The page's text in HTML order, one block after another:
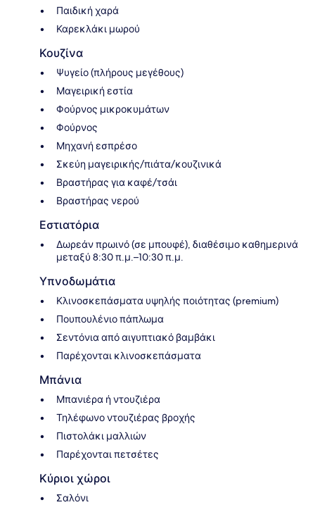
Παιδική χαρά
Καρεκλάκι μωρού
Κουζίνα
Ψυγείο (πλήρους μεγέθους)
Μαγειρική εστία
Φούρνος μικροκυμάτων
Φούρνος
Μηχανή εσπρέσο
Σκεύη μαγειρικής/πιάτα/κουζινικά
Βραστήρας για καφέ/τσάι
Βραστήρας νερού
Εστιατόρια
Δωρεάν πρωινό (σε μπουφέ), διαθέσιμο καθημερινά
μεταξύ 8:30 π.μ.–10:30 π.μ.
Υπνοδωμάτια
Κλινοσκεπάσματα υψηλής ποιότητας (premium)
Πουπουλένιο πάπλωμα
Σεντόνια από αιγυπτιακό βαμβάκι
Παρέχονται κλινοσκεπάσματα
Μπάνια
Μπανιέρα ή ντουζιέρα
Τηλέφωνο ντουζιέρας βροχής
Πιστολάκι μαλλιών
Παρέχονται πετσέτες
Κύριοι χώροι
Σαλόνι